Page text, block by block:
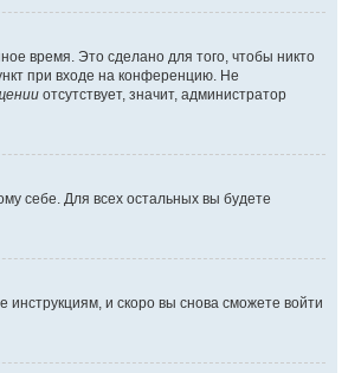
время. Это сделано для того, чтобы никто
при входе на конференцию. Не
отсутствует, значит, администратор
себе. Для всех остальных вы будете
инструкциям, и скоро вы снова сможете войти